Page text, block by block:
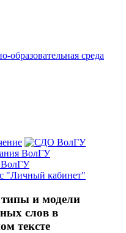
среда
ВолГУ
ВолГУ
"Личный кабинет"
и модели
слов в
тексте